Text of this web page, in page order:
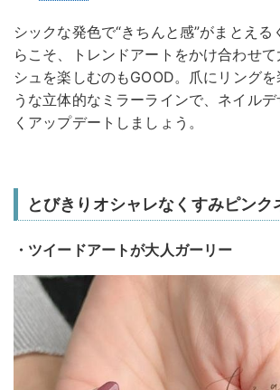
シックな発色で“きちんと感”がまとえ
らこそ、トレンドアートをかけ合わせ
シュを楽しむのもGOOD。爪にリング
うな立体的なミラーラインで、ネイル
くアップデートしましょう。
とびきりオシャレなくすみピンク
・ツイードアートが大人ガーリー